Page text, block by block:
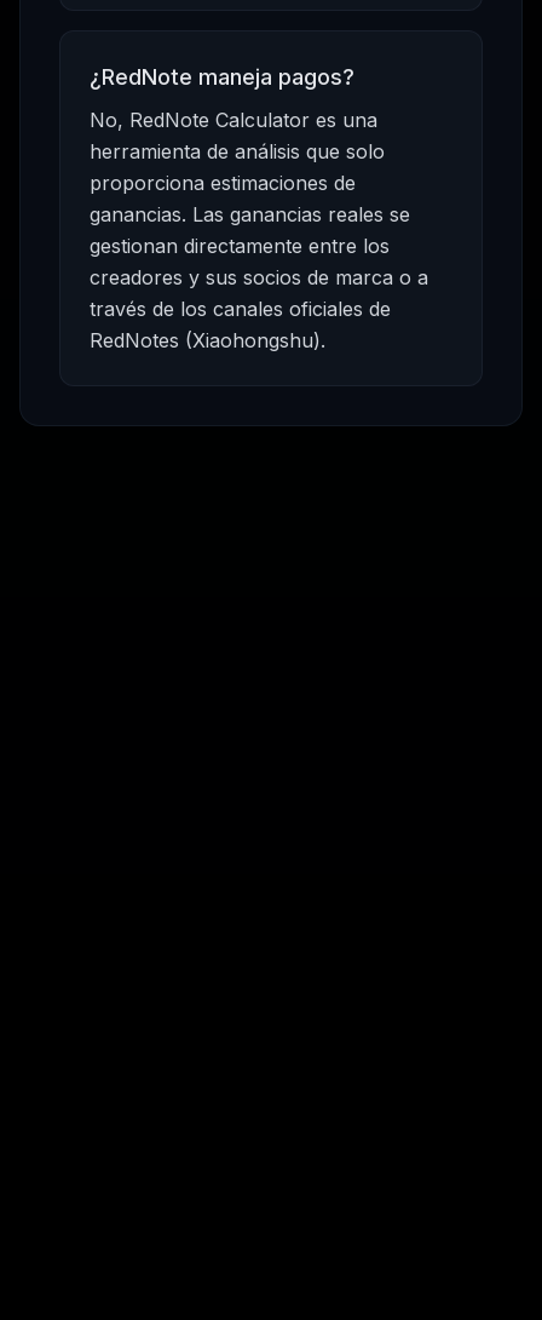
¿RedNote maneja pagos?
No, RedNote Calculator es una
herramienta de análisis que solo
proporciona estimaciones de
ganancias. Las ganancias reales se
gestionan directamente entre los
creadores y sus socios de marca o a
través de los canales oficiales de
RedNotes (Xiaohongshu).